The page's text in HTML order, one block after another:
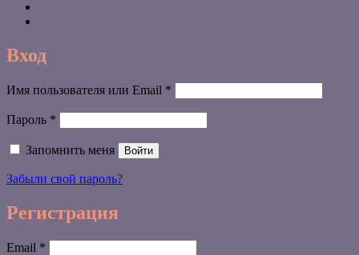
Вход
Имя пользователя или Email *
Пароль *
Запомнить меня Войти
Забыли свой пароль?
Регистрация
Email *